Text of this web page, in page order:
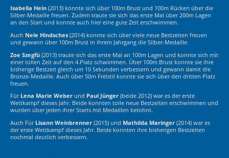
Isabella Hein (2013) konnte sich über 100m Brust und 100m Rücken über die
Silber-Medaille freuen. Zudem traute sie sich das erste Mal über 200m Lagen
an den Start und konnte auch hier eine gute Zeit erschwimmen.
Auch Nele Hindsches (2014) konnte sich über viele neue Bestzeiten freuen
und gewann über 100m Brust in ihrem Jahrgang die Silber-Medaille.
Zoe Szegfü (2013) traute sich das erste Mal an 100m Lagen und konnte sich mit
einer tollen Zeit auf den 4.Platz schwimmen. Über 100m Brust konnte sie ihre
bisherige Bestzeit gleich um 10 Sekunden verbessern und gewann damit die
Bronze-Medaille. Auch über 50m Freistil konnte sie sich über den dritten Platz
freuen.
Für Lena Marie Weber und Paul Jünger (beide 2012) war es der erste
Wettkampf dieses Jahr. Beide konnten tolle neue Bestzeiten erschwimmen und
wurden über jeden ihrer Starts mit Medaillen belohnt.
Auch Für Lisann Weinbrenner (2015) und Mathilda Maringer (2014) war es
der erste Wettkampf dieses Jahr. Beide konnten ihre bisherigen Bestzeiten
nochmal deutlich verbessern.